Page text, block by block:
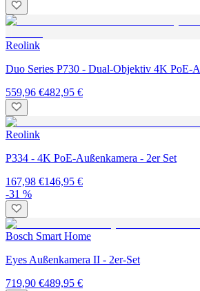
Reolink
Duo Series P730 - Dual-Objektiv 4K PoE-
559,96 €482,95 €
Reolink
P334 - 4K PoE-Außenkamera - 2er Set
167,98 €146,95 €
-31 %
Bosch Smart Home
Eyes Außenkamera II - 2er-Set
719,90 €489,95 €